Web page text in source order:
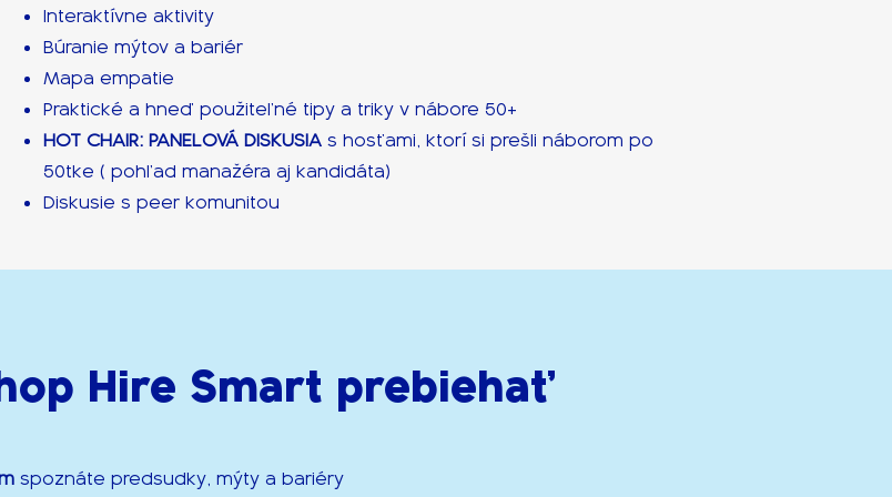
Interaktívne aktivity
Búranie mýtov a bariér
Mapa empatie
Praktické a hneď použiteľné tipy a triky v nábore 50+
HOT CHAIR: PANELOVÁ DISKUSIAs hosťami, ktorí si prešli náborom po
50tke ( pohľad manažéra aj kandidáta)
Diskusie s peer komunitou
Hire Smart prebiehať
spoznáte predsudky, mýty a bariéry